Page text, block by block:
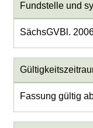
Fundstelle und
SächsGVBl.
Fassung gültig